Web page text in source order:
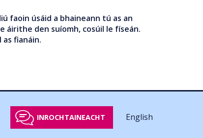
faoin úsáid a bhaineann tú as an
áirithe den suíomh, cosúil le físeán.
fianáin.
INROCHTAINEACHT English